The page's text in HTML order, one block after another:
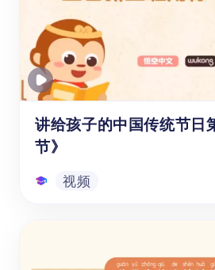
别为3-5岁、6-8岁、9-11
18岁各推荐6本符合相应儿童
阅读兴趣的课外读物。经典
儿童在阅读中学习中文的同
考能力，培养阅读习惯与个
练习单
讲给孩子的中国传统节日
节》
视频